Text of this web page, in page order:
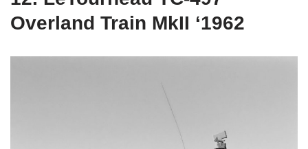
Overland Train MkII ‘1962